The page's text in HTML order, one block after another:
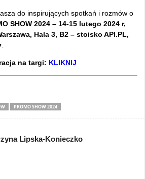
do inspirujących spotkań i rozmów o
SHOW 2024 – 14-15 lutego 2024 r,
Hala 3, B2 – stoisko API.PL,
na targi: KLIKNIJ
PROMO SHOW 2024
Lipska-Konieczko